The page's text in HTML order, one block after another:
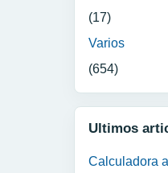
(17)
Varios
(654)
Ultimos
Calculadora